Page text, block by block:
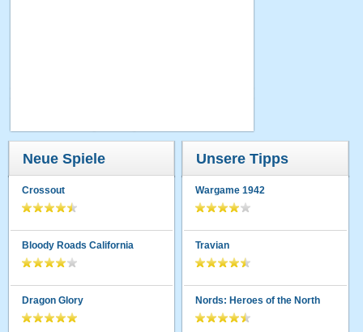
Neue Spiele
Crossout
Bloody Roads California
Dragon Glory
Unsere Tipps
Wargame 1942
Travian
Nords: Heroes of the North